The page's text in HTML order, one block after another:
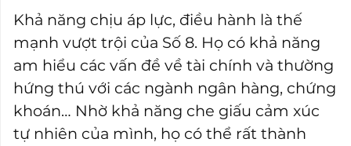
Khả năng chịu áp lực, điều hành là thế
mạnh vượt trội của Số 8. Họ có khả năng
am hiểu các vấn đề về tài chính và thường
hứng thú với các ngành ngân hàng, chứng
khoán… Nhờ khả năng che giấu cảm xúc
tự nhiên của mình, họ có thể rất thành